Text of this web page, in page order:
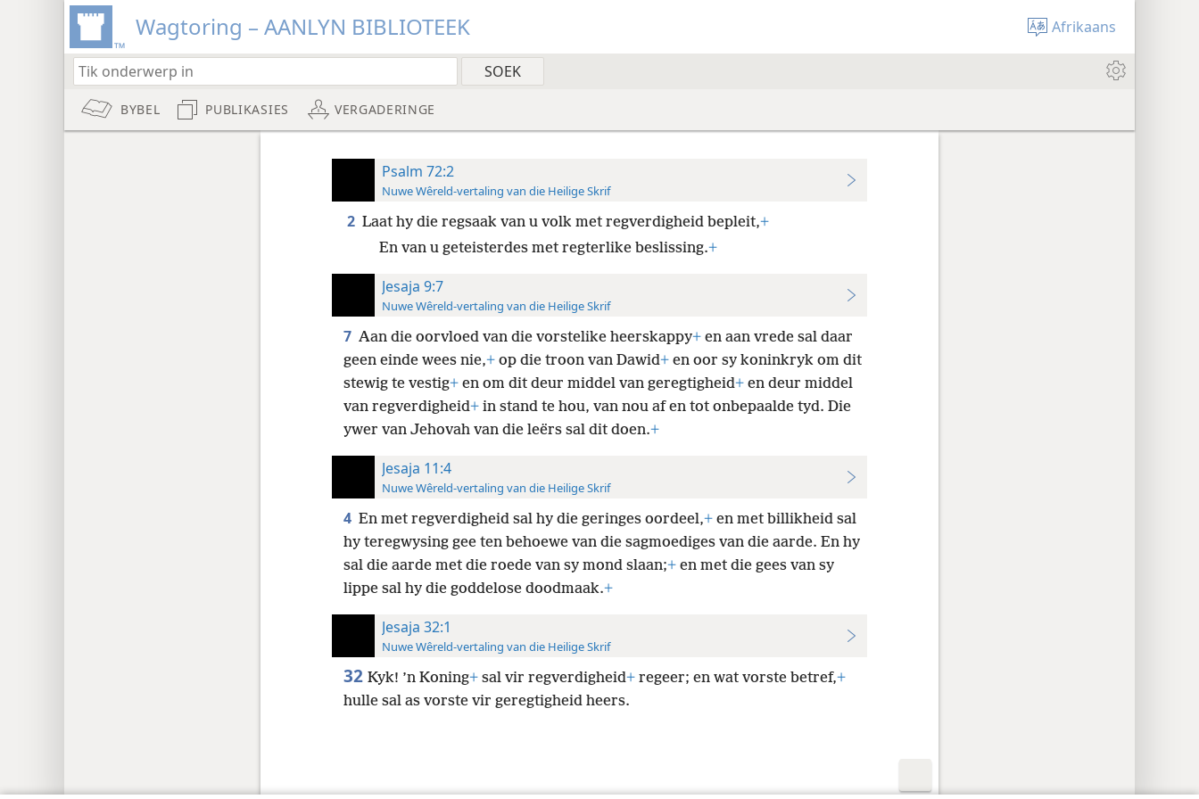
Wagtoring – AANLYN BIBLIOTEEK Afrikaans
BYBEL PUBLIKASIES VERGADERINGE
Psalm 72:2
Nuwe Wêreld-vertaling van die Heilige Skrif
2 Laat hy die regsaak van u volk met regverdigheid bepleit,+
En van u geteisterdes met regterlike beslissing.+
Jesaja 9:7
Nuwe Wêreld-vertaling van die Heilige Skrif
7 Aan die oorvloed van die vorstelike heerskappy+en aan vrede sal daar
geen einde wees nie,+op die troon van Dawid+en oor sy koninkryk om dit
stewig te vestig+en om dit deur middel van geregtigheid+en deur middel
van regverdigheid+in stand te hou, van nou af en tot onbepaalde tyd. Die
ywer van Jehovah van die leërs sal dit doen.+
Jesaja 11:4
Nuwe Wêreld-vertaling van die Heilige Skrif
4 En met regverdigheid sal hy die geringes oordeel,+en met billikheid sal
hy teregwysing gee ten behoewe van die sagmoediges van die aarde. En hy
sal die aarde met die roede van sy mond slaan;+en met die gees van sy
lippe sal hy die goddelose doodmaak.+
Jesaja 32:1
Nuwe Wêreld-vertaling van die Heilige Skrif
32 Kyk! ’n Koning+sal vir regverdigheid+regeer; en wat vorste betref,+
hulle sal as vorste vir geregtigheid heers.